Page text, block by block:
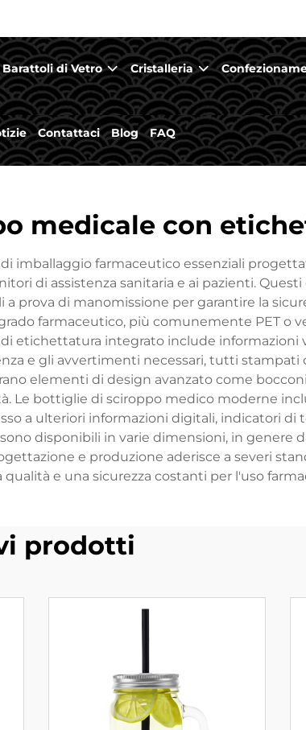
Barattoli di Vetro Cristalleria
Contattaci Blog FAQ
medicale con
imballaggio farmaceutico essenziali
di assistenza sanitaria e ai pazienti.
prova di manomissione per garantire la
farmaceutico, più comunemente PET o
etichettatura integrato include informazioni
e gli avvertimenti necessari, tutti
elementi di design avanzato come
Le bottiglie di sciroppo medico moderne
a ulteriori informazioni digitali, indicatori di
disponibili in varie dimensioni, in genere
e produzione aderisce a severi
e una sicurezza costanti per l'uso
prodotti